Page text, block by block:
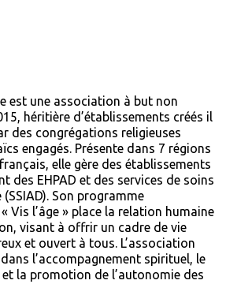
est une association à but non
héritière d’établissements créés il
des congrégations religieuses
engagés. Présente dans 7 régions
elle gère des établissements
des EHPAD et des services de soins
Son programme
Vis l’âge » place la relation humaine
visant à offrir un cadre de vie
et ouvert à tous. L’association
l’accompagnement spirituel, le
la promotion de l’autonomie des